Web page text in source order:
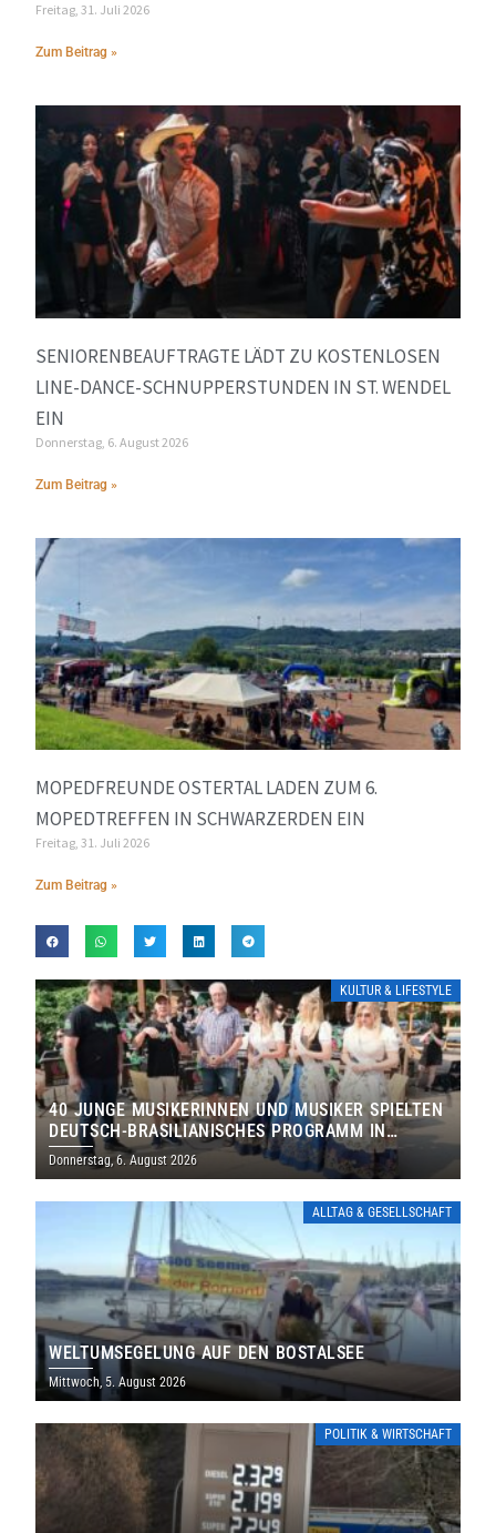
Freitag, 31. Juli 2026
Zum Beitrag »
SENIORENBEAUFTRAGTE LÄDT ZU KOSTENLOSEN
LINE-DANCE-SCHNUPPERSTUNDEN IN ST. WENDEL
EIN
Donnerstag, 6. August 2026
Zum Beitrag »
MOPEDFREUNDE OSTERTAL LADEN ZUM 6.
MOPEDTREFFEN IN SCHWARZERDEN EIN
Freitag, 31. Juli 2026
Zum Beitrag »
KULTUR & LIFESTYLE
40 JUNGE MUSIKERINNEN UND MUSIKER SPIELTEN
DEUTSCH-BRASILIANISCHES PROGRAMM IN
THOLEY
Donnerstag, 6. August 2026
ALLTAG & GESELLSCHAFT
WELTUMSEGELUNG AUF DEN BOSTALSEE
Mittwoch, 5. August 2026
POLITIK & WIRTSCHAFT